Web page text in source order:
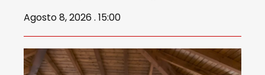
Agosto 8, 2026 . 15:00